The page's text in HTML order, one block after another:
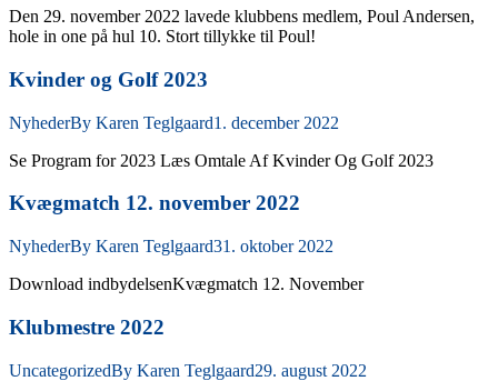
Den 29. november 2022 lavede klubbens medlem, Poul Andersen,
hole in one på hul 10. Stort tillykke til Poul!
Kvinder og Golf 2023
NyhederBy Karen Teglgaard1. december 2022
Se Program for 2023 Læs Omtale Af Kvinder Og Golf 2023
Kvægmatch 12. november 2022
NyhederBy Karen Teglgaard31. oktober 2022
Download indbydelsenKvægmatch 12. November
Klubmestre 2022
UncategorizedBy Karen Teglgaard29. august 2022